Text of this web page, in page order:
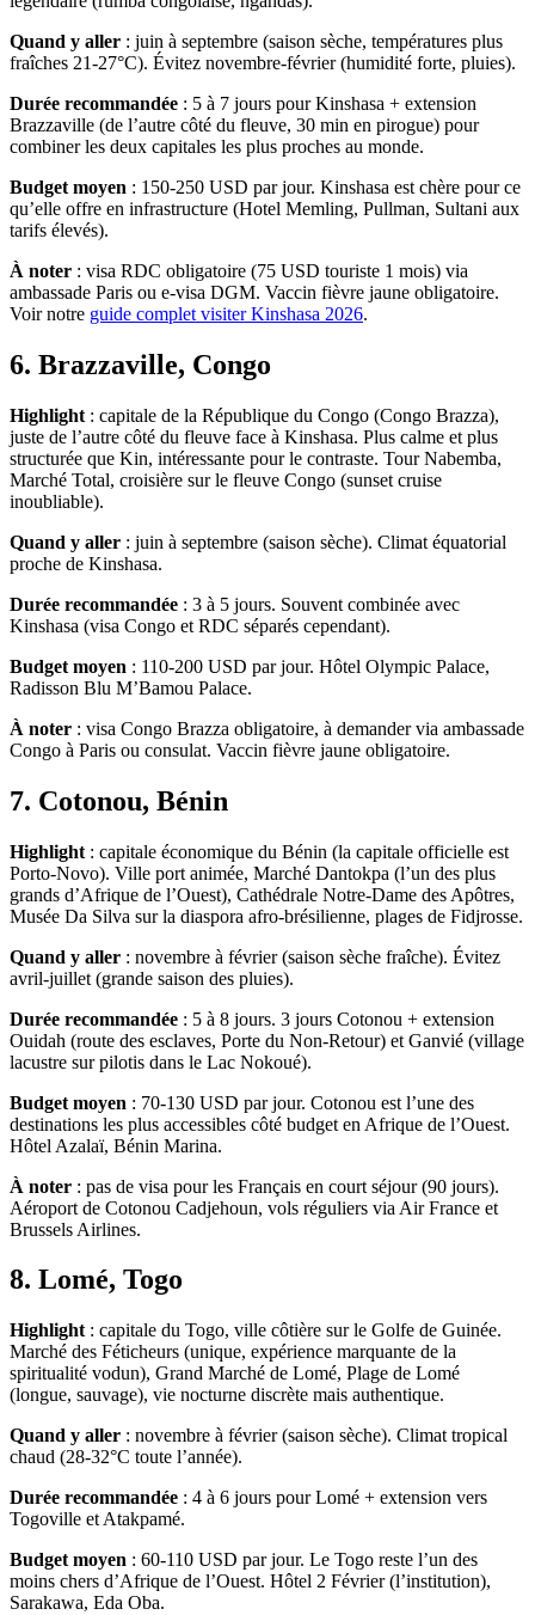
Quand y aller : juin à septembre (saison sèche, températures plus
fraîches 21-27°C). Évitez novembre-février (humidité forte, pluies).
Durée recommandée : 5 à 7 jours pour Kinshasa + extension
Brazzaville (de l’autre côté du fleuve, 30 min en pirogue) pour
combiner les deux capitales les plus proches au monde.
Budget moyen : 150-250 USD par jour. Kinshasa est chère pour ce
qu’elle offre en infrastructure (Hotel Memling, Pullman, Sultani aux
tarifs élevés).
À noter : visa RDC obligatoire (75 USD touriste 1 mois) via
ambassade Paris ou e-visa DGM. Vaccin fièvre jaune obligatoire.
Voir notre guide complet visiter Kinshasa 2026.
6. Brazzaville, Congo
Highlight : capitale de la République du Congo (Congo Brazza),
juste de l’autre côté du fleuve face à Kinshasa. Plus calme et plus
structurée que Kin, intéressante pour le contraste. Tour Nabemba,
Marché Total, croisière sur le fleuve Congo (sunset cruise
inoubliable).
Quand y aller : juin à septembre (saison sèche). Climat équatorial
proche de Kinshasa.
Durée recommandée : 3 à 5 jours. Souvent combinée avec
Kinshasa (visa Congo et RDC séparés cependant).
Budget moyen : 110-200 USD par jour. Hôtel Olympic Palace,
Radisson Blu M’Bamou Palace.
À noter : visa Congo Brazza obligatoire, à demander via ambassade
Congo à Paris ou consulat. Vaccin fièvre jaune obligatoire.
7. Cotonou, Bénin
Highlight : capitale économique du Bénin (la capitale officielle est
Porto-Novo). Ville port animée, Marché Dantokpa (l’un des plus
grands d’Afrique de l’Ouest), Cathédrale Notre-Dame des Apôtres,
Musée Da Silva sur la diaspora afro-brésilienne, plages de Fidjrosse.
Quand y aller : novembre à février (saison sèche fraîche). Évitez
avril-juillet (grande saison des pluies).
Durée recommandée : 5 à 8 jours. 3 jours Cotonou + extension
Ouidah (route des esclaves, Porte du Non-Retour) et Ganvié (village
lacustre sur pilotis dans le Lac Nokoué).
Budget moyen : 70-130 USD par jour. Cotonou est l’une des
destinations les plus accessibles côté budget en Afrique de l’Ouest.
Hôtel Azalaï, Bénin Marina.
À noter : pas de visa pour les Français en court séjour (90 jours).
Aéroport de Cotonou Cadjehoun, vols réguliers via Air France et
Brussels Airlines.
8. Lomé, Togo
Highlight : capitale du Togo, ville côtière sur le Golfe de Guinée.
Marché des Féticheurs (unique, expérience marquante de la
spiritualité vodun), Grand Marché de Lomé, Plage de Lomé
(longue, sauvage), vie nocturne discrète mais authentique.
Quand y aller : novembre à février (saison sèche). Climat tropical
chaud (28-32°C toute l’année).
Durée recommandée : 4 à 6 jours pour Lomé + extension vers
Togoville et Atakpamé.
Budget moyen : 60-110 USD par jour. Le Togo reste l’un des
moins chers d’Afrique de l’Ouest. Hôtel 2 Février (l’institution),
Sarakawa, Eda Oba.